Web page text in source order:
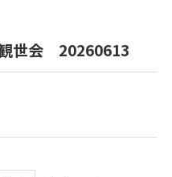
世会 20260613